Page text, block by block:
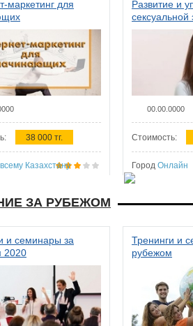
маркетинг для
38 000 тг.
Казахстану
Развитие и
сексуальной
женщин
00.00.0000
Стоимость:
Город Онлайн
ЗА РУБЕЖОМ
и семинары за
2020
Тренинги и
рубежом